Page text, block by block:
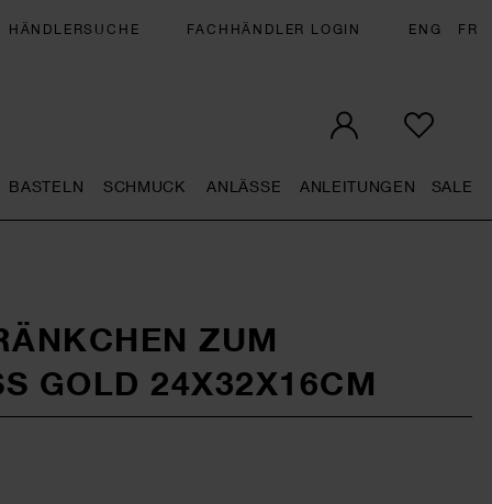
HÄNDLERSUCHE FACHHÄNDLER LOGIN ENG FR
BASTELN SCHMUCK ANLÄSSE ANLEITUNGEN SALE
ZUM
GOLD 24X32X16CM